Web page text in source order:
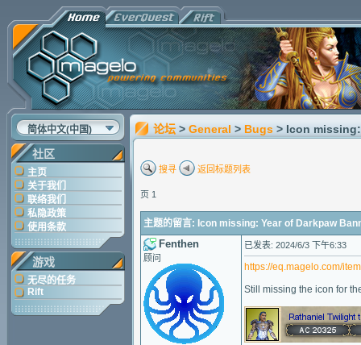
简体中文(中国)
社区
主页
关于我们
联络我们
私隐政策
使用条款
游戏
无尽的任务
Rift
论坛 > General > Bugs > Icon
搜寻 返回标题列表
页 1
主题的留言: Icon missing: Year of Darkpaw
Fenthen
顾问
已发表: 2024/6/3 下午6:33
https://eq.magelo.com/
Still missing the icon for